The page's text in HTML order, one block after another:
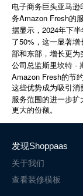
电子商务巨头亚马逊
务Amazon Fresh的
据显示， 2024年下半
了50% ，这一显著
部和东部，增长更为
公司总监斯里坎特 -
Amazon Fresh的节
这些优势成为吸引消
服务范围的进一步扩
更大的份额。
发现Shoppaas
关于我们
查看装修模板